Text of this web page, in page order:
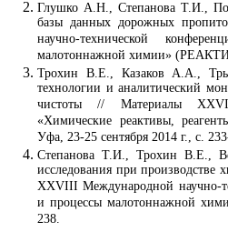
Глушко А.Н., Степанова Т.И.,
базы данных дорожных
научно-технической
малотоннажной химии»
Трохин В.Е., Казаков А.А.,
технологии и аналитический
чистоты // Материалы
«Химические реактивы,
Уфа, 23-25 сентября 2014 г., с.
Степанова Т.И., Трохин В.Е.,
исследования при производстве
XXVIII Международной научно-
и процессы малотоннажной
238.